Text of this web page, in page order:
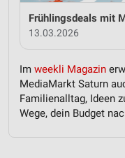
13.03.2026
Im weekli Magazin
MediaMarkt Saturn
Familienalltag, Ideen
Wege, dein Budget